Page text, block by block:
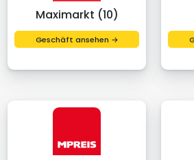
Maximarkt (10)
Geschäft ansehen →